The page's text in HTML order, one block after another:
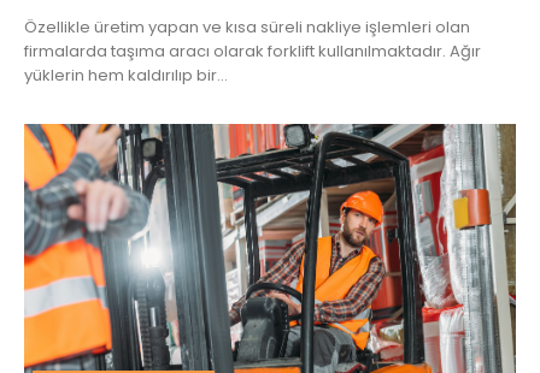
Özellikle üretim yapan ve kısa süreli nakliye işlemleri olan
firmalarda taşıma aracı olarak forklift kullanılmaktadır. Ağır
yüklerin hem kaldırılıp bir…